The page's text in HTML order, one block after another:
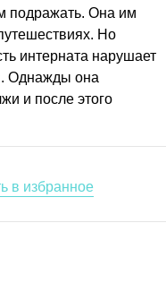
подражать. Она им
Но
интерната нарушает
Однажды она
и после этого